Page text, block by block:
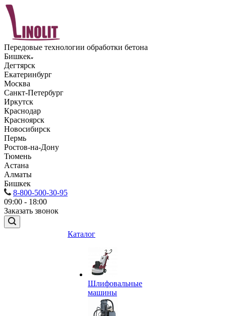
Передовые технологии обработки бетона
Бишкек
Дегтярск
Екатеринбург
Москва
Санкт-Петербург
Иркутск
Краснодар
Красноярск
Новосибирск
Пермь
Ростов-на-Дону
Тюмень
Астана
Алматы
Бишкек
8-800-500-30-95
09:00 - 18:00
Заказать звонок
Каталог
Шлифовальные
машины